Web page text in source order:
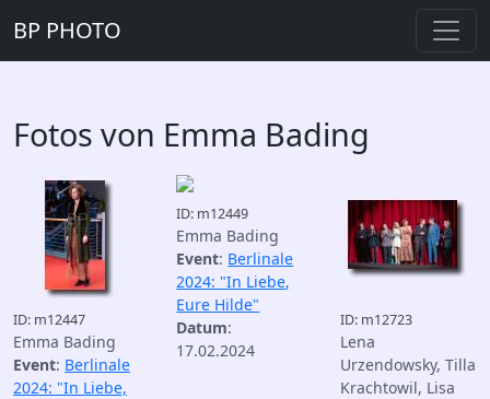
BP PHOTO
Fotos von Emma Bading
ID: m12447
Emma Bading
Event: Berlinale
2024: "In Liebe,
ID: m12449
Emma Bading
Event: Berlinale
2024: "In Liebe,
Eure Hilde"
Datum:
17.02.2024
ID: m12723
Lena
Urzendowsky, Tilla
Krachtowil, Lisa